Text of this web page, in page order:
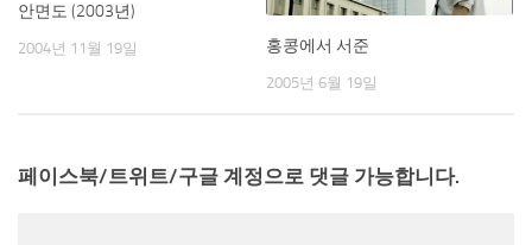
안면도 (2003년)
2004년 11월 19일 홍콩에서 서준
2005년 6월 19일
페이스북/트위트/구글 계정으로 댓글 가능합니다.